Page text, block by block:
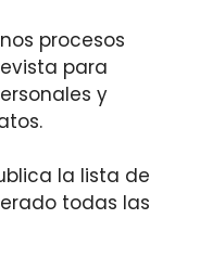
procesos
para
y
la lista de
todas las